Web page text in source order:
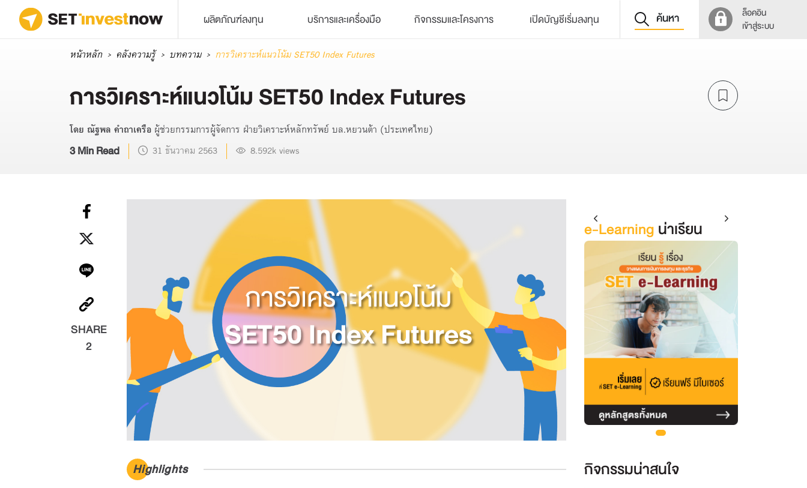
ผลิตภัณฑ์ลงทุน บริการและเครื่องมือ กิจกรรมและโครงการ เปิดบัญชีเริ่มลงทุน ค้นหา
ล็อคอิน
เข้าสู่ระบบ
หน้าหลัก คลังความรู้ บทความ การวิเคราะห์แนวโน้ม SET50 Index Futures
การวิเคราะห์แนวโน้ม SET50 Index Futures
โดย ณัฐพล คำถาเครือ ผู้ช่วยกรรมการผู้จัดการ ฝ่ายวิเคราะห์หลักทรัพย์ บล.หยวนต้า (ประเทศไทย)
3 Min Read 31 ธันวาคม 2563 8.592k views
SHARE
2
Highlights
e-Learning น่าเรียน
กิจกรรมน่าสนใจ